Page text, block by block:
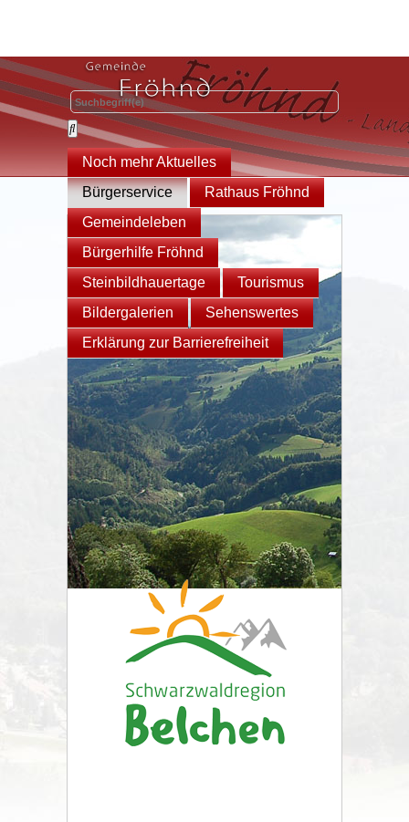
Noch mehr Aktuelles
Bürgerservice
Rathaus Fröhnd
Gemeindeleben
Bürgerhilfe Fröhnd
Steinbildhauertage
Tourismus
Bildergalerien
Sehenswertes
Erklärung zur Barrierefreiheit